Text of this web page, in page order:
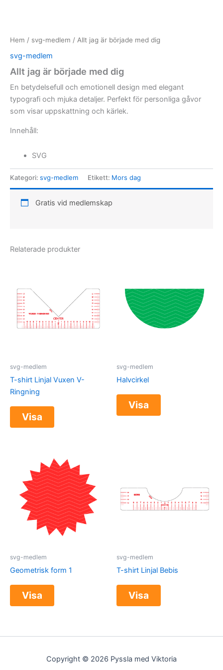
Hem / svg-medlem / Allt jag är började med dig
svg-medlem
Allt jag är började med dig
En betydelsefull och emotionell design med elegant
typografi och mjuka detaljer. Perfekt för personliga gåvor
som visar uppskattning och kärlek.
Innehåll:
SVG
Kategori: svg-medlem Etikett: Mors dag
Gratis vid medlemskap
Relaterade produkter
svg-medlem
T-shirt Linjal Vuxen V-
Ringning
Visa
svg-medlem
Halvcirkel
Visa
svg-medlem
Geometrisk form 1
Visa
svg-medlem
T-shirt Linjal Bebis
Visa
Copyright © 2026 Pyssla med Viktoria